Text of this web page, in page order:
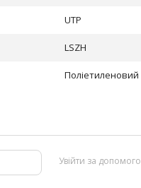
UTP
LSZH
Увійти за